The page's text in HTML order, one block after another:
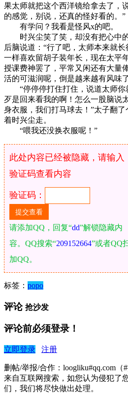
果太师就把这个西洋镜给拿去了，
的感觉，别说，还真的怪好看的。”
有学问？我看是怪风x的吧。
时兴尘笑了笑，却没有把心中
后脑说道：“行了吧，太师本来就
一样喜欢留胡子装年长，现在太平
授课费神罢了，平常又闲还有大量
活的可滋润呢，倒是越来越有风味
“停停停打住打住，说道太师你
歹是回来看我的啊！怎么一股脑说
身衣服，我们打马球去！”太子翻
着时兴尘走。
“喂我还没换衣服呢！”
此处内容已经被隐藏，请输入
验证码查看内容
验证码：
请添加QQ，回复“dd”解锁隐藏内
容。QQ搜索“209152664”或者QQ
加QQ。
标签： popo
评论 抢沙发
评论前必须登录！
立即登录 注册
删帖/举报/合作：loogliku#qq.com
来自互联网搜索，如您认为侵犯了
们，我们将尽快做出处理。